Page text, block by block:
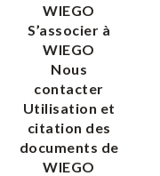
WIEGO
S’associer à
WIEGO
Nous
contacter
Utilisation et
citation des
documents de
WIEGO